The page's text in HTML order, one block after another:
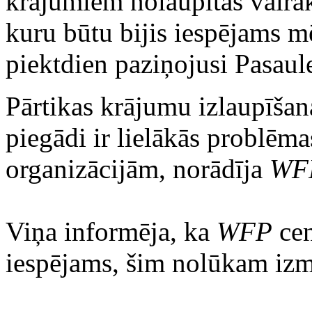
kuru būtu bijis iespējams
piektdien paziņojusi
Pārtikas krājumu
piegādi ir lielākās
organizācijām, norādīja
Viņa informēja, ka WFP
iespējams, šim nolūkam